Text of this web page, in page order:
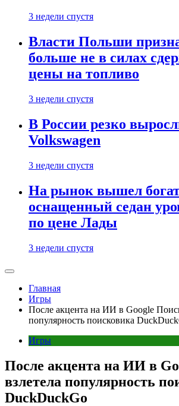
3 недели спустя
Власти Польши
больше не в силах
цены на топливо
3 недели спустя
В России резко
Volkswagen
3 недели спустя
На рынок вышел
оснащенный седан
по цене Лады
3 недели спустя
Главная
Игры
После акцента на ИИ в Google
популярность поисковика
Игры
После акцента на ИИ в
взлетела популярность
DuckDuckGo